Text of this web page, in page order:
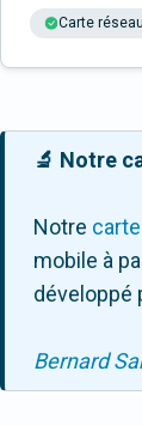
Carte
🔬 Notre
Notre
mobile à
développé
Bernard